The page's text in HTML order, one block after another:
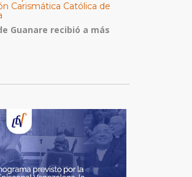
Carismática Católica de
Guanare recibió a más